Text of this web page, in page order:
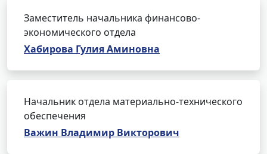
Заместитель начальника финансово-
экономического отдела
Хабирова Гулия Аминовна
Начальник отдела материально-технического
обеспечения
Важин Владимир Викторович